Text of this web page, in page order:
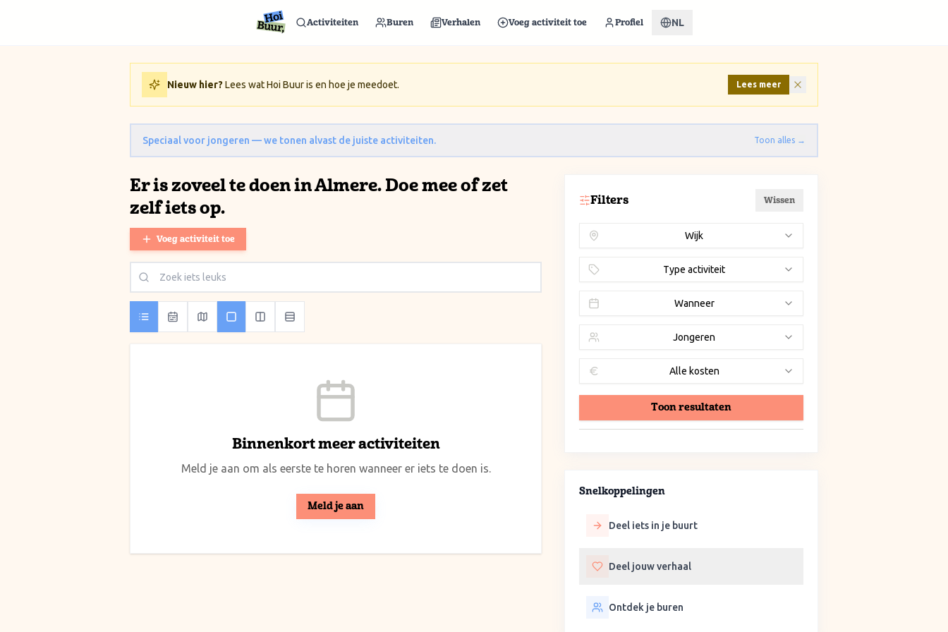
Activiteiten Buren Verhalen Voeg activiteit toe Profiel NL
Nieuw hier? Lees wat Hoi Buur is en hoe je meedoet. Lees meer
Speciaal voor jongeren —we tonen alvast de juiste activiteiten. Toon alles →
Er is zoveel te doen in Almere. Doe mee of zet
zelf iets op.
Voeg activiteit toe
Binnenkort meer activiteiten
Meld je aan om als eerste te horen wanneer er iets te doen is.
Meld je aan
Filters Wissen
Wijk
Type activiteit
Wanneer
Jongeren
Alle kosten
Toon resultaten
Snelkoppelingen
Deel iets in je buurt
Deel jouw verhaal
Ontdek je buren